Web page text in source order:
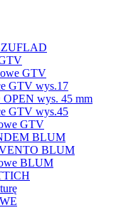
GTV
GTV wys.17
wys. 45 mm
GTV wys.45
GTV
BLUM
BLUM
BLUM